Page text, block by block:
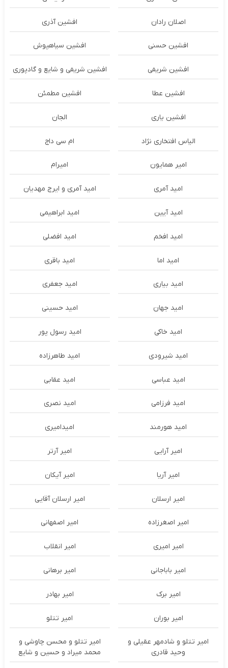
اصلان رادان افشین آذری
افشین حسنی افشین سیاهپوش
افشین شریفی افشین شریفی و شایع و گادپوری
افشین عطا افشین مطمئن
افشین یاری الجان
الیاس افتخاری نژاد ام سی داج
امير همايون اميرام
امید آمری امید آمری و ایرج مهدیان
امید آیین امید ابراهیمی
امید افخم امید افضلی
امید اما امید باقری
امید بیاری امید جعفری
امید جهان امید حسینی
امید خاکی امید رسول پور
امید شیرودی امید طاهرزاده
امید عباسی امید عقابی
امید فرزامی امید نصری
امید هورمند امیدامیری
امیر آرایی امیر آرتر
امیر آریا امیر آیکان
امیر ارسلان امیر ارسلان آقایی
امیر اصغرزاده امیر اصفهانی
امیر امیری امیر انقلاب
امیر باباجانی امیر برهانی
امیر برک امیر بهادر
امیر بوران امیر تتلو
امیر تتلو و شادمهر عقیلی و
وحید قادری
امیر تتلو و محسن چاوشی و
محمد میراد و حسین و شایع